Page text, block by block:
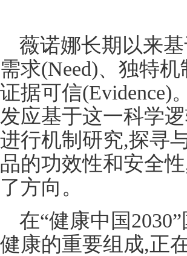
薇诺娜长期以来
需求(Need)、独特
证据可信(Evidence)
发应基于这一科学
进行机制研究,探寻
品的功效性和安全
了方向。
在“健康中国
健康的重要组成,正